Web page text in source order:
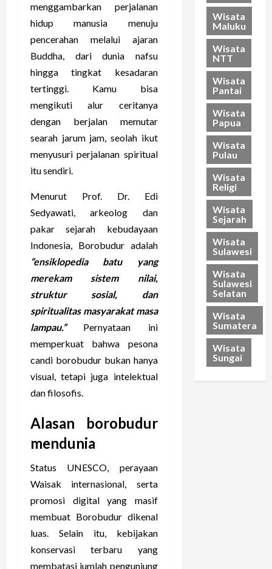
menggambarkan perjalanan
hidup manusia menuju
pencerahan melalui ajaran
Buddha, dari dunia nafsu
hingga tingkat kesadaran
tertinggi. Kamu bisa
mengikuti alur ceritanya
dengan berjalan memutar
searah jarum jam, seolah ikut
menyusuri perjalanan spiritual
itu sendiri.
Menurut Prof. Dr. Edi
Sedyawati, arkeolog dan
pakar sejarah kebudayaan
Indonesia, Borobudur adalah
“ensiklopedia batu yang
merekam sistem nilai,
struktur sosial, dan
spiritualitas masyarakat masa
lampau.”Pernyataan ini
memperkuat bahwa pesona
candi borobudur bukan hanya
visual, tetapi juga intelektual
dan filosofis.
Alasan borobudur
mendunia
Status UNESCO, perayaan
Waisak internasional, serta
promosi digital yang masif
membuat Borobudur dikenal
luas. Selain itu, kebijakan
konservasi terbaru yang
membatasi jumlah pengunjung
Wisata
Maluku
Wisata
NTT
Wisata
Pantai
Wisata
Papua
Wisata
Pulau
Wisata
Religi
Wisata
Sejarah
Wisata
Sulawesi
Wisata
Sulawesi
Selatan
Wisata
Sumatera
Wisata
Sungai